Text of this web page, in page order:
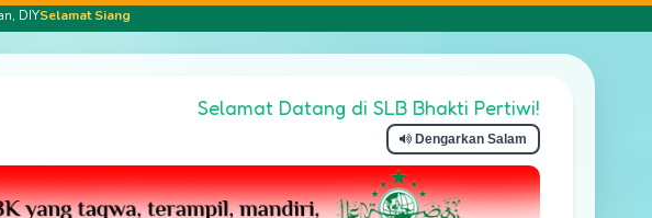
DIYSelamat Siang
Selamat Datang di SLB Bhakti Pertiwi!
Dengarkan Salam